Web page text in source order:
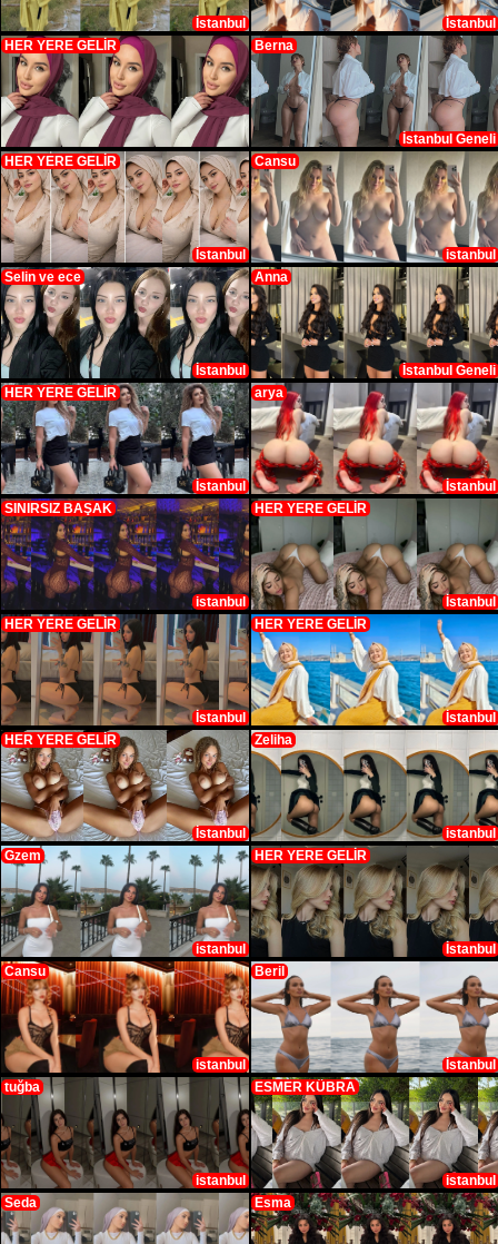
İstanbul
İstanbul
HER YERE GELİR
Berna
İstanbul Geneli
HER YERE GELİR
İstanbul
Cansu
istanbul
Selin ve ece
İstanbul
Anna
İstanbul Geneli
HER YERE GELİR
İstanbul
arya
İstanbul
SINIRSIZ BAŞAK
istanbul
HER YERE GELİR
İstanbul
HER YERE GELİR
İstanbul
HER YERE GELİR
İstanbul
HER YERE GELİR
İstanbul
Zeliha
istanbul
Gzem
istanbul
HER YERE GELİR
İstanbul
Cansu
istanbul
Beril
İstanbul
tuğba
istanbul
ESMER KÜBRA
istanbul
Seda
Esma